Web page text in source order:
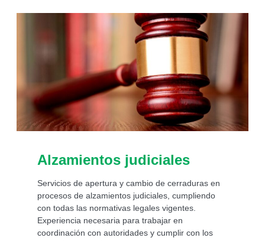
Alzamientos judiciales
Servicios de apertura y cambio de cerraduras en
procesos de alzamientos judiciales, cumpliendo
con todas las normativas legales vigentes.
Experiencia necesaria para trabajar en
coordinación con autoridades y cumplir con los